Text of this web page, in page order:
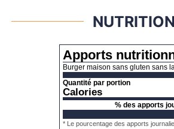
NUTRITION
Apports
Burger maison sans gluten sans
Quantité par portion
Calories
% des apports
* Le pourcentage des apports